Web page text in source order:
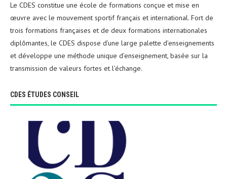
Le CDES constitue une école de formations conçue et mise en
œuvre avec le mouvement sportif français et international. Fort de
trois formations françaises et de deux formations internationales
diplômantes, le CDES dispose d’une large palette d’enseignements
et développe une méthode unique d’enseignement, basée sur la
transmission de valeurs fortes et l’échange.
CDES ÉTUDES CONSEIL